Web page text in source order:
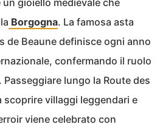
Borgogna. La famosa asta
de Beaune definisce ogni anno
confermando il ruolo
lungo la Route des
scoprire villaggi leggendari e
viene celebrato con